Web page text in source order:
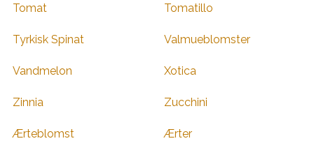
Tomat Tomatillo
Tyrkisk Spinat Valmueblomster
Vandmelon Xotica
Zinnia Zucchini
Ærteblomst Ærter